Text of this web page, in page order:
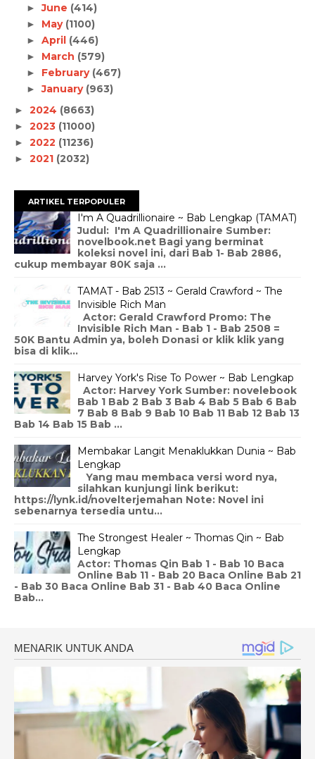
►June (414)
► May (1100)
► April (446)
► March (579)
► February (467)
►January (963)
► 2024 (8663)
► 2023 (11000)
► 2022 (11236)
► 2021 (2032)
ARTIKEL TERPOPULER
I'm A Quadrillionaire ~ Bab Lengkap (TAMAT)
Judul: I'm A Quadrillionaire Sumber:
novelbook.net Bagi yang berminat
koleksi novel ini, dari Bab 1- Bab 2886,
cukup membayar 80K saja ...
TAMAT - Bab 2513 ~ Gerald Crawford ~ The
Invisible Rich Man
Actor: Gerald Crawford Promo: The
Invisible Rich Man - Bab 1 - Bab 2508 =
50K Bantu Admin ya, boleh Donasi or klik klik yang
bisa di klik...
Harvey York's Rise To Power ~ Bab Lengkap
Actor: Harvey York Sumber: novelebook
Bab 1 Bab 2 Bab 3 Bab 4 Bab 5 Bab 6 Bab
7 Bab 8 Bab 9 Bab 10 Bab 11 Bab 12 Bab 13
Bab 14 Bab 15 Bab ...
Membakar Langit Menaklukkan Dunia ~ Bab
Lengkap
Yang mau membaca versi word nya,
silahkan kunjungi link berikut:
https://lynk.id/novelterjemahan Note: Novel ini
sebenarnya tersedia untu...
The Strongest Healer ~ Thomas Qin ~ Bab
Lengkap
Actor: Thomas Qin Bab 1 - Bab 10 Baca
Online Bab 11 - Bab 20 Baca Online Bab 21
- Bab 30 Baca Online Bab 31 - Bab 40 Baca Online
Bab...